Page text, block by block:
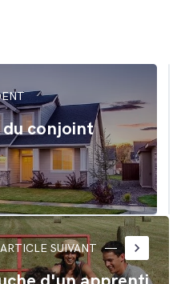
conjoint
ARTICLE SUIVANT keyboard_arrow_right